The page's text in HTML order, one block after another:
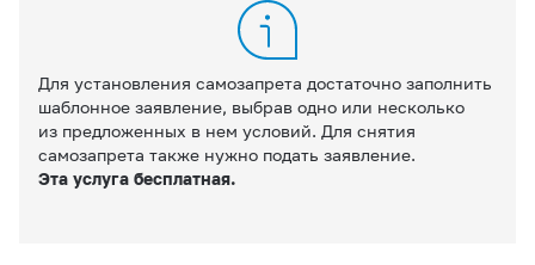
Для установления самозапрета достаточно заполнить
шаблонное заявление, выбрав одно или несколько
из предложенных в нем условий. Для снятия
самозапрета также нужно подать заявление.
Эта услуга бесплатная.